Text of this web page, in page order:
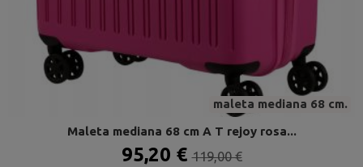
maleta mediana 68 cm.
Maleta mediana 68 cm A T rejoy rosa...
95,20 €119,00 €